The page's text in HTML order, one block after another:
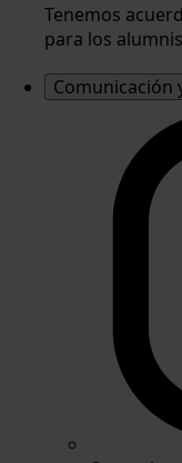
Tenemos
para los alumnis
Comunicación